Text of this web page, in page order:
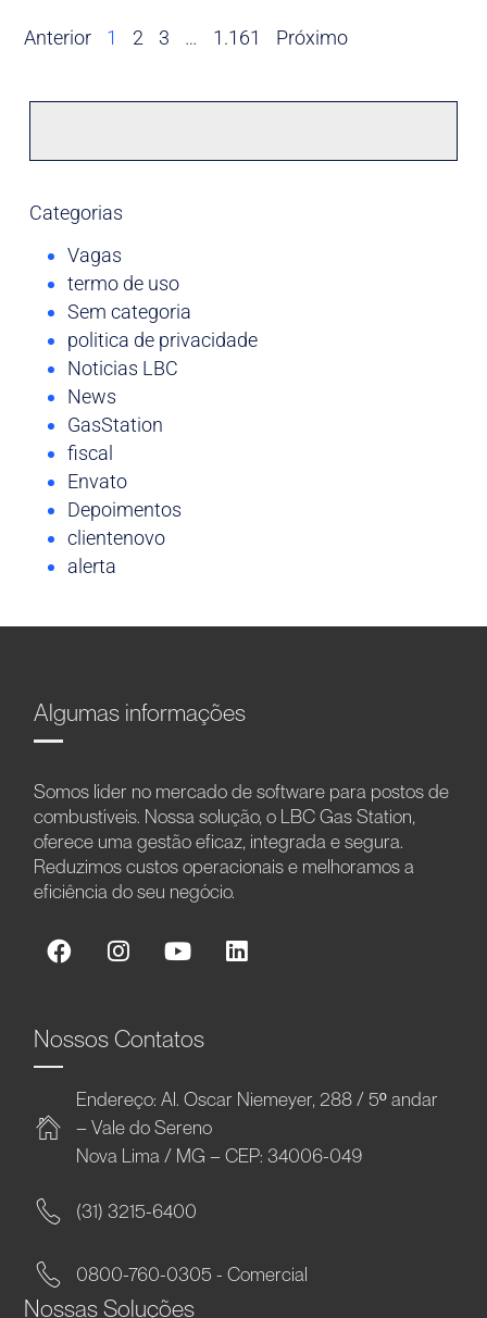
Anterior 1 2 3 … 1.161 Próximo
Categorias
Vagas
termo de uso
Sem categoria
politica de privacidade
Noticias LBC
News
GasStation
fiscal
Envato
Depoimentos
clientenovo
alerta
Algumas informações
Somos líder no mercado de software para postos de
combustíveis. Nossa solução, o LBC Gas Station,
oferece uma gestão eficaz, integrada e segura.
Reduzimos custos operacionais e melhoramos a
eficiência do seu negócio.
Nossos Contatos
Endereço: Al. Oscar Niemeyer, 288 / 5º andar
– Vale do Sereno
Nova Lima / MG – CEP: 34006-049
(31) 3215-6400
0800-760-0305 - Comercial
Nossas Soluções